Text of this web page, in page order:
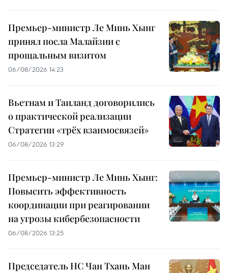
Премьер-министр Ле Минь Хынг
принял посла Малайзии с
прощальным визитом
06/08/2026 14:23
Вьетнам и Таиланд договорились
о практической реализации
Стратегии «трёх взаимосвязей»
06/08/2026 13:29
Премьер-министр Ле Минь Хынг:
Повысить эффективность
координации при реагировании
на угрозы кибербезопасности
06/08/2026 13:25
Председатель НС Чан Тхань Ман